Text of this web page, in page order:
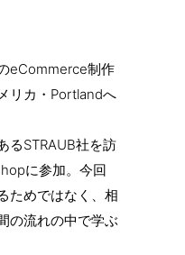
eCommerce制作
リカ・Portlandへ
るSTRAUB社を訪
に参加。今回
ためではなく、相
の流れの中で学ぶ